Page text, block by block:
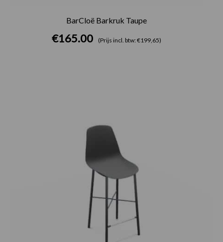
BarCloë Barkruk Taupe
€165.00 (Prijs incl. btw: €199,65)